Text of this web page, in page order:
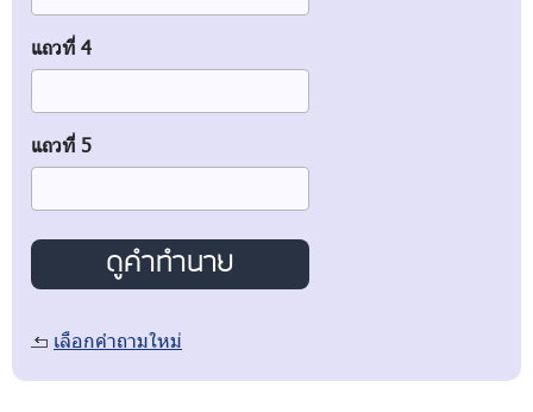
แถวที่ 4
แถวที่ 5
เลือกคำถามใหม่